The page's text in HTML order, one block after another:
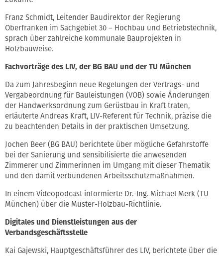
Franz Schmidt, Leitender Baudirektor der Regierung
Oberfranken im Sachgebiet 30 – Hochbau und Betriebstechnik,
sprach über zahlreiche kommunale Bauprojekten in
Holzbauweise.
Fachvorträge des LIV, der BG BAU und der TU München
Da zum Jahresbeginn neue Regelungen der Vertrags- und
Vergabeordnung für Bauleistungen (VOB) sowie Änderungen
der Handwerksordnung zum Gerüstbau in Kraft traten,
erläuterte Andreas Kraft, LIV-Referent für Technik, präzise die
zu beachtenden Details in der praktischen Umsetzung.
Jochen Beer (BG BAU) berichtete über mögliche Gefahrstoffe
bei der Sanierung und sensibilisierte die anwesenden
Zimmerer und Zimmerinnen im Umgang mit dieser Thematik
und den damit verbundenen Arbeitsschutzmaßnahmen.
In einem Videopodcast informierte Dr.-Ing. Michael Merk (TU
München) über die Muster-Holzbau-Richtlinie.
Digitales und Dienstleistungen aus der
Verbandsgeschäftsstelle
Kai Gajewski, Hauptgeschäftsführer des LIV, berichtete über die